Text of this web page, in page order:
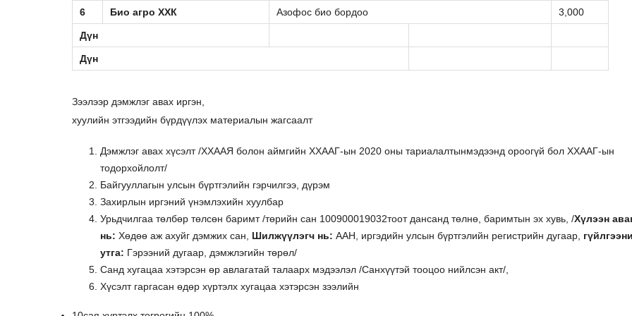
6 Био агро ХХК Азофос био бордоо 3,000
Дүн
Дүн
Зээлээр дэмжлэг авах иргэн,
хуулийн этгээдийн бүрдүүлэх материалын жагсаалт
Дэмжлэг авах хүсэлт /ХХААЯ болон аймгийн ХХААГ-ын 2020 оны тариалалтынмэдээнд ороогүй бол ХХААГ-ын
тодорхойлолт/
Байгууллагын улсын бүртгэлийн гэрчилгээ, дүрэм
Захирлын иргэний үнэмлэхийн хуулбар
Урьдчилгаа төлбөр төлсөн баримт /төрийн сан 100900019032тоот дансанд төлнө, баримтын эх хувь, /Хүлээн
нь: Хөдөө аж ахуйг дэмжих сан, Шилжүүлэгч нь: ААН, иргэдийн улсын бүртгэлийн регистрийн дугаар,
утга: Гэрээний дугаар, дэмжлэгийн төрөл/
Санд хугацаа хэтэрсэн өр авлагатай талаарх мэдээлэл /Санхүүтэй тооцоо нийлсэн акт/,
Хүсэлт гаргасан өдөр хүртэлх хугацаа хэтэрсэн зээлийн